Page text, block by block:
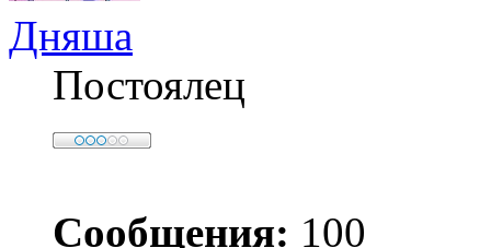
Дняша
Постоялец
Сообщения: 100